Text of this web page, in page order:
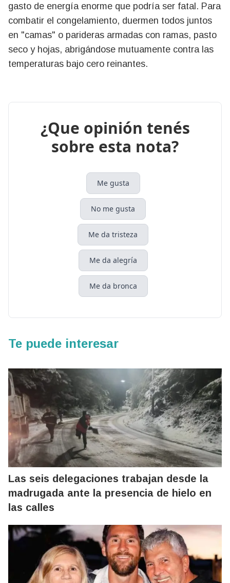
gasto de energía enorme que podría ser fatal. Para
combatir el congelamiento, duermen todos juntos
en "camas" o parideras armadas con ramas, pasto
seco y hojas, abrigándose mutuamente contra las
temperaturas bajo cero reinantes.
¿Que opinión tenés
sobre esta nota?
Me gusta
No me gusta
Me da tristeza
Me da alegría
Me da bronca
Te puede interesar
Las seis delegaciones trabajan desde la
madrugada ante la presencia de hielo en
las calles